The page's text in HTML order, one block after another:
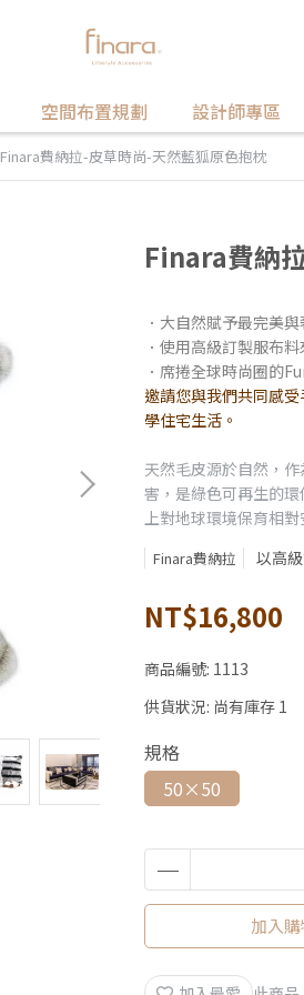
空間布置規劃 設計師專區
Finara費納拉-皮草時尚-天然藍狐原色抱枕
Finara費納
．大自然賦予最完美
．使用高級訂製服布
．席捲全球時尚圈的
邀請您與我們共同感
學住宅生活。
天然毛皮源於自然，
害，是綠色可再生的
上對地球環境保育相對
Finara費納拉 以高
NT$16,800
商品編號: 1113
供貨狀況: 尚有庫存 1
規格
50×50
加入